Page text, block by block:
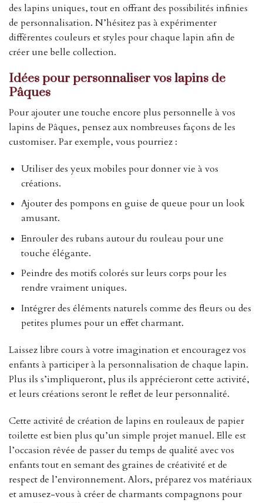
des lapins uniques, tout en offrant des possibilités infinies
de personnalisation. N’hésitez pas à expérimenter
différentes couleurs et styles pour chaque lapin afin de
créer une belle collection.
Idées pour personnaliser vos lapins de
Pâques
Pour ajouter une touche encore plus personnelle à vos
lapins de Pâques, pensez aux nombreuses façons de les
customiser. Par exemple, vous pourriez :
Utiliser des yeux mobiles pour donner vie à vos
créations.
Ajouter des pompons en guise de queue pour un look
amusant.
Enrouler des rubans autour du rouleau pour une
touche élégante.
Peindre des motifs colorés sur leurs corps pour les
rendre vraiment uniques.
Intégrer des éléments naturels comme des fleurs ou des
petites plumes pour un effet charmant.
Laissez libre cours à votre imagination et encouragez vos
enfants à participer à la personnalisation de chaque lapin.
Plus ils s’impliqueront, plus ils apprécieront cette activité,
et leurs créations seront le reflet de leur personnalité.
Cette activité de création de lapins en rouleaux de papier
toilette est bien plus qu’un simple projet manuel. Elle est
l’occasion rêvée de passer du temps de qualité avec vos
enfants tout en semant des graines de créativité et de
respect de l’environnement. Alors, préparez vos matériaux
et amusez-vous à créer de charmants compagnons pour